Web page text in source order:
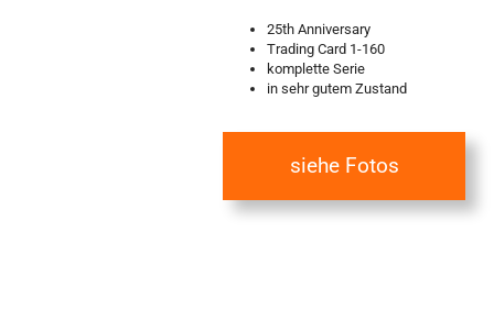
25th Anniversary
Trading Card 1-160
komplette Serie
in sehr gutem Zustand
siehe Fotos